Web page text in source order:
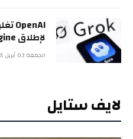
لإطلاق Grok Imagine
الجمعة 03 أبريل 11:15 ص
لايف ستايل